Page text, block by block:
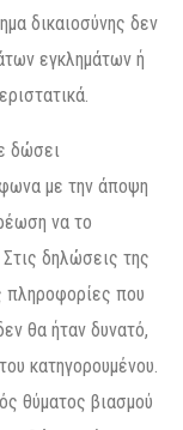
δικαιοσύνης δεν
εγκλημάτων ή
δώσει
με την άποψη
να το
δηλώσεις της
πληροφορίες που
θα ήταν δυνατό,
κατηγορουμένου.
θύματος βιασμού